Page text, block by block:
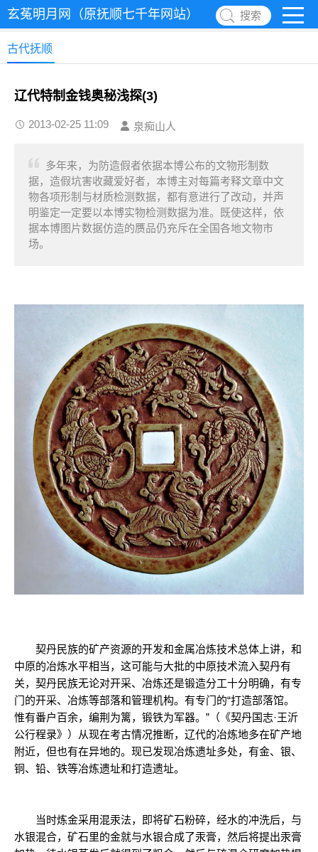
玄菟明月网（原抚顺七千年网站） 搜索
古代抚顺
辽代特制金钱奥秘浅探(3)
2013-02-25 11:09 泉痴山人
多年来，为防造假者依据本博公布的文物形制数
据，造假坑害收藏爱好者，本博主对每篇考释文章中文
物各项形制与材质检测数据，都有意进行了改动，并声
明鉴定一定要以本博实物检测数据为准。既使这样，依
据本博图片数据仿造的赝品仍充斥在全国各地文物市
场。
契丹民族的矿产资源的开发和金属冶炼技术总体上讲，和
中原的冶炼水平相当，这可能与大批的中原技术流入契丹有
关，契丹民族无论对开采、冶炼还是锻造分工十分明确，有专
门的开采、冶炼等部落和管理机构。有专门的“打造部落馆。
惟有番户百余，编荆为篱，锻铁为军器。”（《契丹国志·王沂
公行程录》）从现在考古情况推断，辽代的冶炼地多在矿产地
附近，但也有在异地的。现已发现冶炼遗址多处，有金、银、
铜、铅、铁等冶炼遗址和打造遗址。
当时炼金采用混汞法，即将矿石粉碎，经水的冲洗后，与
水银混合，矿石里的金就与水银合成了汞膏，然后将提出汞膏